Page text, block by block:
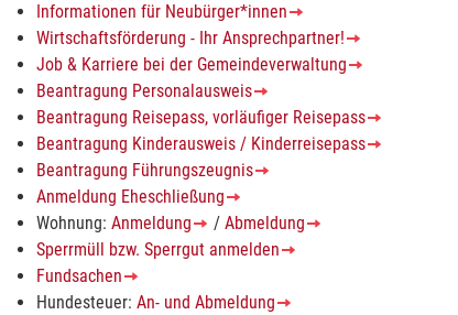
Informationen für Neubürger*innen
Wirtschaftsförderung - Ihr Ansprechpartner!
Job & Karriere bei der Gemeindeverwaltung
Beantragung Personalausweis
Beantragung Reisepass, vorläufiger Reisepass
Beantragung Kinderausweis / Kinderreisepass
Beantragung Führungszeugnis
Anmeldung Eheschließung
Wohnung:Anmeldung /Abmeldung
Sperrmüll bzw. Sperrgut anmelden
Fundsachen
Hundesteuer:An- und Abmeldung